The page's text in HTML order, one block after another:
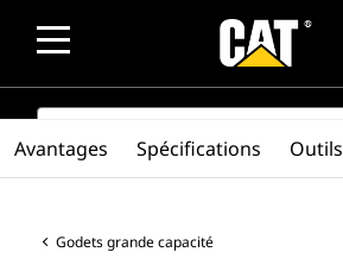
SEARCH
Godets grande capacité
Avantages Spécifications Outils